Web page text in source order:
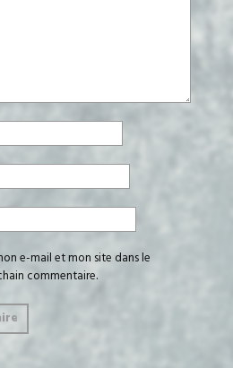
e-mail et mon site dans le
commentaire.